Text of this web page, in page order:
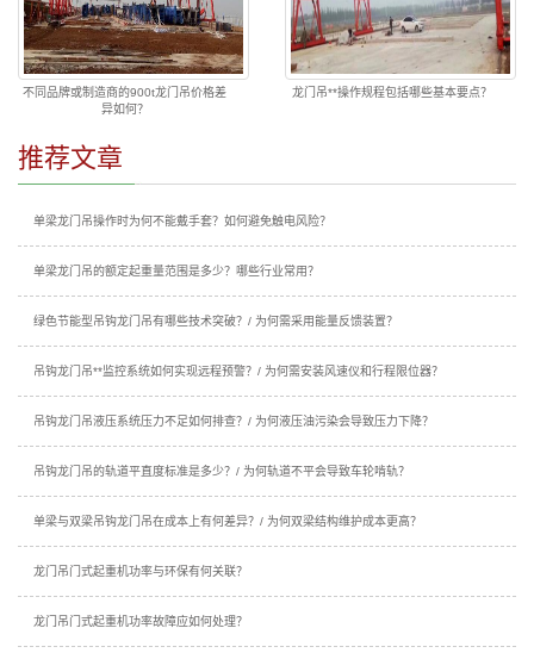
不同品牌或制造商的900t龙门吊价格差
异如何？
龙门吊**操作规程包括哪些基本要点？
推荐文章
单梁龙门吊操作时为何不能戴手套？如何避免触电风险？
单梁龙门吊的额定起重量范围是多少？哪些行业常用？
绿色节能型吊钩龙门吊有哪些技术突破？/ 为何需采用能量反馈装置？
吊钩龙门吊**监控系统如何实现远程预警？/ 为何需安装风速仪和行程限位器？
吊钩龙门吊液压系统压力不足如何排查？/ 为何液压油污染会导致压力下降？
吊钩龙门吊的轨道平直度标准是多少？/ 为何轨道不平会导致车轮啃轨？
单梁与双梁吊钩龙门吊在成本上有何差异？/ 为何双梁结构维护成本更高？
龙门吊门式起重机功率与环保有何关联？
龙门吊门式起重机功率故障应如何处理？